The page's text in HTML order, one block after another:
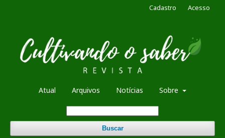
Atual Arquivos Notícias Sobre
Buscar
Cadastro Acesso